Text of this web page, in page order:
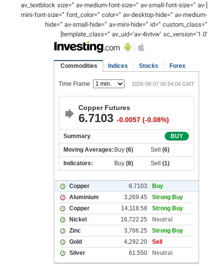
[av_textblock size=” av-medium-font-size=” av-small-font-size=” av-
mini-font-size=” font_color=” color=” av-desktop-hide=” av-medium-
hide=” av-small-hide=” av-mini-hide=” id=” custom_class=”
template_class=” av_uid=’av-4ivtvw’ sc_version=’1.0′]